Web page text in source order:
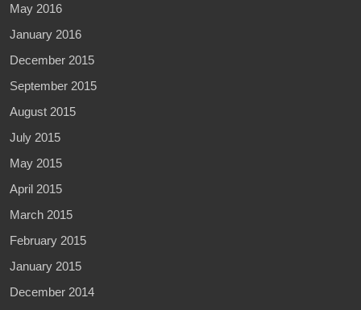
May 2016
January 2016
December 2015
September 2015
August 2015
July 2015
May 2015
April 2015
March 2015
February 2015
January 2015
December 2014